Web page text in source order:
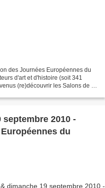
des Journées Européennes du
d'art et d'histoire (soit 341
(re)découvrir les Salons de la
septembre 2010 -
du